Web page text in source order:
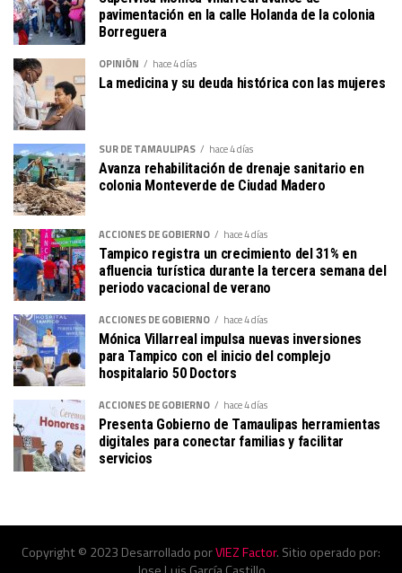
pavimentación en la calle Holanda de la colonia
Borreguera
OPINIÓN hace 4 días
La medicina y su deuda histórica con las mujeres
SUR DE TAMAULIPAS hace 4 días
Avanza rehabilitación de drenaje sanitario en
colonia Monteverde de Ciudad Madero
ACCIONES DE GOBIERNO hace 4 días
Tampico registra un crecimiento del 31% en
afluencia turística durante la tercera semana del
periodo vacacional de verano
ACCIONES DE GOBIERNO hace 4 días
Mónica Villarreal impulsa nuevas inversiones
para Tampico con el inicio del complejo
hospitalario 50 Doctors
ACCIONES DE GOBIERNO hace 4 días
Presenta Gobierno de Tamaulipas herramientas
digitales para conectar familias y facilitar
servicios
Copyright © 2023 Desarrollado porVIEZ Factor. Sitio operado por: